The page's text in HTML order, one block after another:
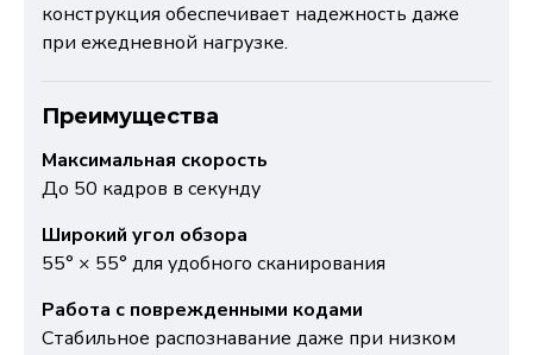
конструкция обеспечивает надежность даже
при ежедневной нагрузке.
Преимущества
Максимальная скорость
До 50 кадров в секунду
Широкий угол обзора
55° × 55° для удобного сканирования
Работа с поврежденными кодами
Стабильное распознавание даже при низком